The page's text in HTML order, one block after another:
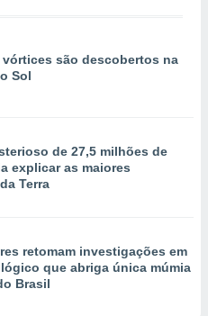
são descobertos na
Sol
de 27,5 milhões de
explicar as maiores
Terra
retomam investigações em
que abriga única múmia
Brasil